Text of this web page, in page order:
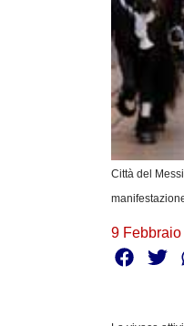
Città del
9